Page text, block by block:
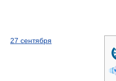
27 сентября